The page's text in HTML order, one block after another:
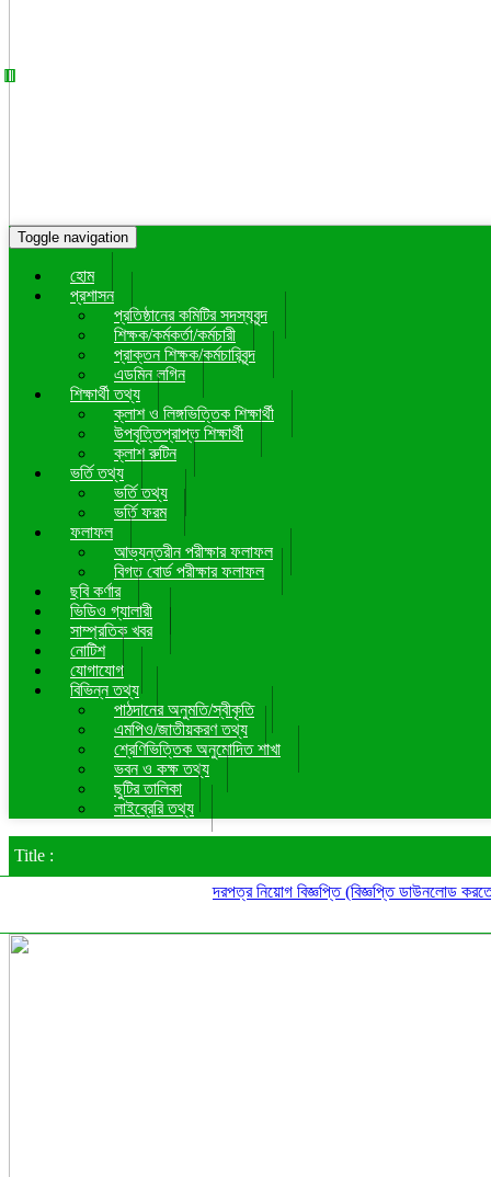
Toggle navigation
হোম
প্রশাসন
প্রতিষ্ঠানের কমিটির সদস্যবৃন্দ
শিক্ষক/কর্মকর্তা/কর্মচারী
প্রাক্তন শিক্ষক/কর্মচারিবৃন্দ
এডমিন লগিন
শিক্ষার্থী তথ্য
ক্লাশ ও লিঙ্গভিত্তিক শিক্ষার্থী
উপবৃত্তিপ্রাপ্ত শিক্ষার্থী
ক্লাশ রুটিন
ভর্তি তথ্য
ভর্তি তথ্য
ভর্তি ফরম
ফলাফল
আভ্যন্তরীন পরীক্ষার ফলাফল
বিগত বোর্ড পরীক্ষার ফলাফল
ছবি কর্ণার
ভিডিও গ্যালারী
সাম্প্রতিক খবর
নোটিশ
যোগাযোগ
বিভিন্ন তথ্য
পাঠদানের অনুমতি/স্বীকৃতি
এমপিও/জাতীয়করণ তথ্য
শ্রেণিভিত্তিক অনুমোদিত শাখা
ভবন ও কক্ষ তথ্য
ছুটির তালিকা
লাইব্রেরি তথ্য
Title :
দরপত্রনিয়োগ বিজ্ঞপ্তি (বিজ্ঞপ্তি ডাউনলোড করতে